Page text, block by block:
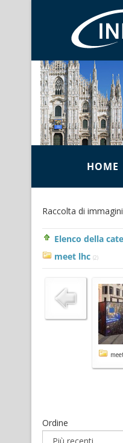
HOME
Raccolta di
Elenco della
meet lhc (2)
Ordine